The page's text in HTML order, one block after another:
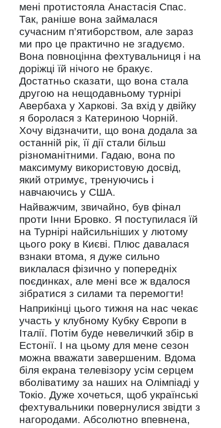
мені протистояла Анастасія Спас.
Так, раніше вона займалася
сучасним п’ятиборством, але зараз
ми про це практично не згадуємо.
Вона повноцінна фехтувальниця і на
доріжці їй нічого не бракує.
Достатньо сказати, що вона стала
другою на нещодавньому турнірі
Авербаха у Харкові. За вхід у двійку
я боролася з Катериною Чорній.
Хочу відзначити, що вона додала за
останній рік, її дії стали більш
різноманітними. Гадаю, вона по
максимуму використовую досвід,
який отримує, тренуючись і
навчаючись у США.
Найважчим, звичайно, був фінал
проти Інни Бровко. Я поступилася їй
на Турнірі найсильніших у лютому
цього року в Києві. Плюс давалася
взнаки втома, я дуже сильно
виклалася фізично у попередніх
поєдинках, але мені все ж вдалося
зібратися з силами та перемогти!
Наприкінці цього тижня на нас чекає
участь у клубному Кубку Європи в
Італії. Потім буде невеличкий збір в
Естонії. І на цьому для мене сезон
можна вважати завершеним. Вдома
біля екрана телевізору усім серцем
вболіватиму за наших на Олімпіаді у
Токіо. Дуже хочеться, щоб українські
фехтувальники повернулися звідти з
нагородами. Абсолютно впевнена,